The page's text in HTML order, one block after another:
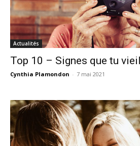
Actualités
Top 10 – Signes que tu
Cynthia Plamondon - 7 mai 2021